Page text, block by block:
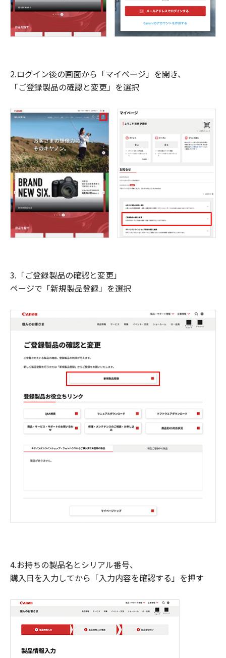
2.ログイン後の画面から「マイページ」を開き、
「ご登録製品の確認と変更」を選択
3.「ご登録製品の確認と変更」
ページで「新規製品登録」を選択
4.お持ちの製品名とシリアル番号、
購入日を入力してから「入力内容を確認する」を押す